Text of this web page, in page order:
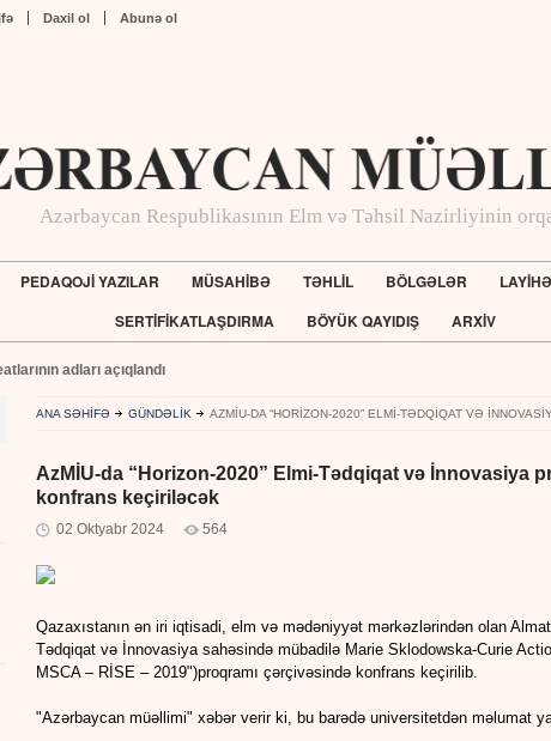
Daxil ol Abunə ol
Azərbaycan Respublikasının Elm və Təhsil Nazirliyinin
PEDAQOJİ YAZILAR MÜSAHİBƏ TƏHLİL BÖLGƏLƏR
SERTİFİKATLAŞDIRMA
BÖYÜK QAYIDIŞ ARXİV
adları açıqlandı
ANA SƏHİFƏ GÜNDƏLİK AZMİU-DA “HORIZON-2020” ELMI-TƏDQIQAT VƏ
AzMİU-da “Horizon-2020” Elmi-Tədqiqat və İnnovasiya
konfrans keçiriləcək
02 Oktyabr 2024 564
Qazaxıstanın ən iri iqtisadi, elm və mədəniyyət mərkəzlərindən olan
Tədqiqat və İnnovasiya sahəsində mübadilə Marie Sklodowska-Curie
MSCA – RİSE – 2019")proqramı çərçivəsində konfrans keçirilib.
"Azərbaycan müəllimi" xəbər verir ki, bu barədə universitetdən məlumat